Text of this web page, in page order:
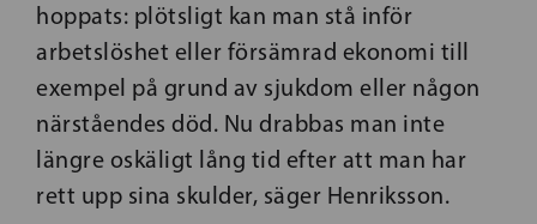
hoppats: plötsligt kan man stå inför
arbetslöshet eller försämrad ekonomi till
exempel på grund av sjukdom eller någon
närståendes död. Nu drabbas man inte
längre oskäligt lång tid efter att man har
rett upp sina skulder, säger Henriksson.